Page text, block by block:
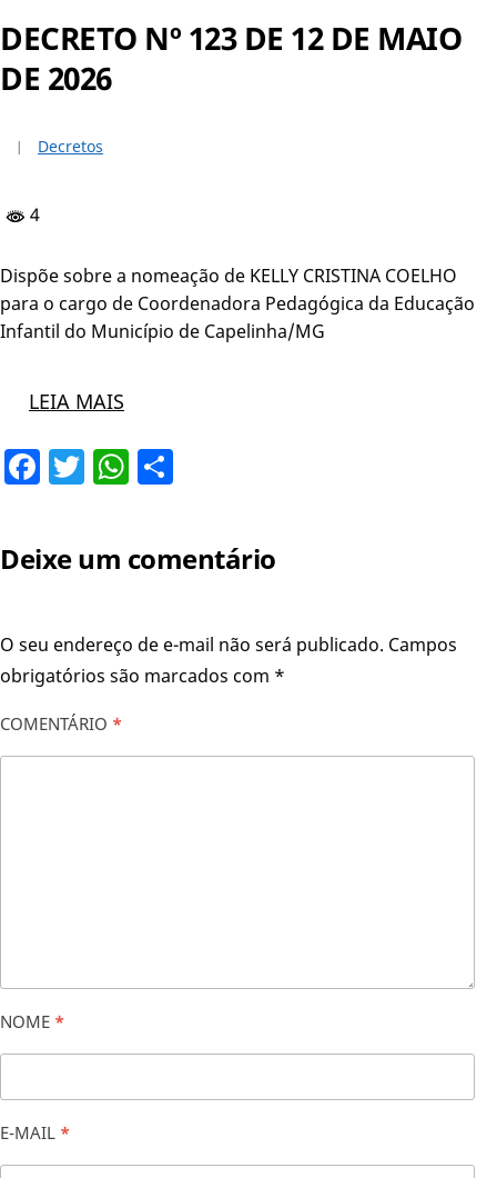
DECRETO Nº 123 DE 12 DE MAIO
DE 2026
Decretos
4
Dispõe sobre a nomeação de KELLY CRISTINA COELHO
para o cargo de Coordenadora Pedagógica da Educação
Infantil do Município de Capelinha/MG
LEIA MAIS
Facebook
TwitterWhatsApp
Deixe um comentário
O seu endereço de e-mail não será publicado. Campos
obrigatórios são marcados com *
COMENTÁRIO *
NOME *
E-MAIL *